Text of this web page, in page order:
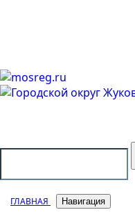
ГЛАВНАЯ Навигация